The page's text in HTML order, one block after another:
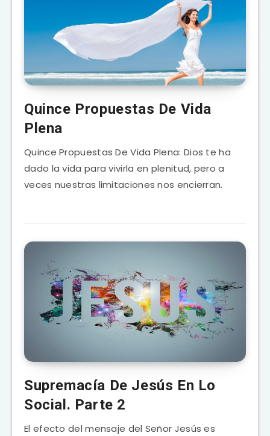
Quince Propuestas De Vida
Plena
Quince Propuestas De Vida Plena: Dios te ha
dado la vida para vivirla en plenitud, pero a
veces nuestras limitaciones nos encierran.
Supremacía De Jesús En Lo
Social. Parte 2
El efecto del mensaje del Señor Jesús es